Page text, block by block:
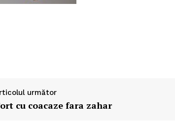
următor
cu coacaze fara zahar